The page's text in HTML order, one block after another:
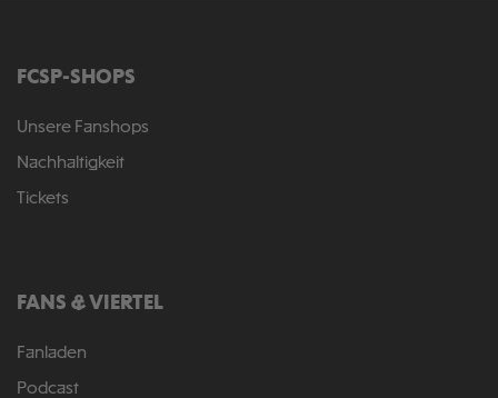
FCSP-SHOPS
Unsere Fanshops
Nachhaltigkeit
Tickets
FANS & VIERTEL
Fanladen
Podcast